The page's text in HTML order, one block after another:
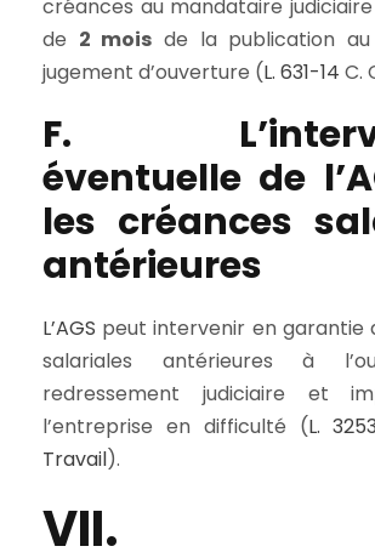
créances au mandataire
de 2 mois de la publication au
jugement d’ouverture (L. 631-14 C.
F.
éventuelle de
les créances
antérieures
L’AGS peut intervenir en garantie
salariales antérieures à
redressement judiciaire et
l’entreprise en difficulté (L.
Travail).
VII.